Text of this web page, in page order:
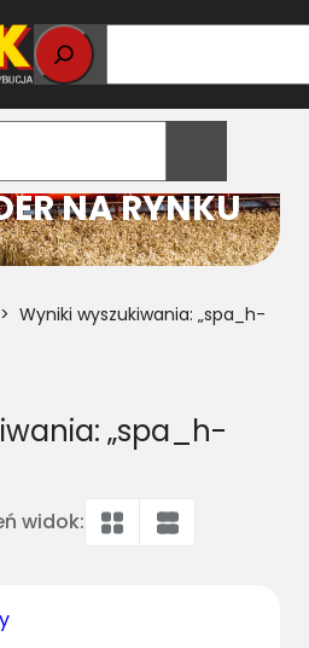
NA RYNKU
> Wyniki wyszukiwania: „spa_h-
„spa_h-
widok: